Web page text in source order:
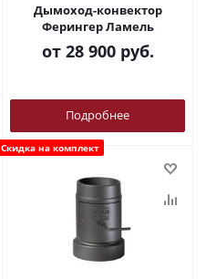
Дымоход-конвектор
Ферингер Ламель
от 28 900 руб.
Подробнее
Скидка на комплект